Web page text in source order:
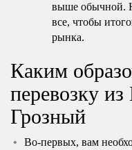
выше обычной.
все, чтобы
рынка.
Каким
перевозку из
Грозный
Во-первых, вам